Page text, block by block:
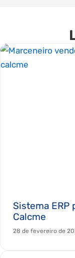
Sistema ERP
Calcme
28 de fevereiro de